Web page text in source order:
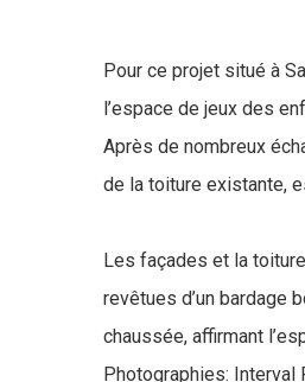
Pour ce projet situé à
l’espace de jeux des
Après de nombreux
de la toiture existante,
Les façades et la
revêtues d’un bardage
chaussée, affirmant
Photographies: Interval